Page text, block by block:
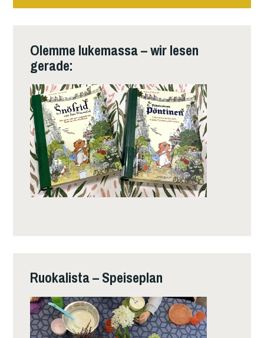
Olemme lukemassa – wir lesen
gerade:
Ruokalista – Speiseplan